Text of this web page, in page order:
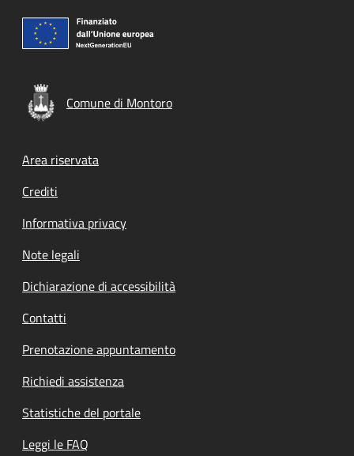
Comune di Montoro
Footer menu
Area riservata
Crediti
Informativa privacy
Note legali
Dichiarazione di accessibilità
Contatti
Prenotazione appuntamento
Richiedi assistenza
Statistiche del portale
Leggi le FAQ